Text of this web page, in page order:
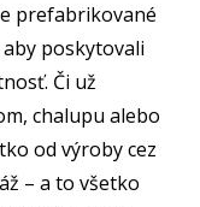
prefabrikované
poskytovali
Či už
chalupu alebo
od výroby cez
– a to všetko